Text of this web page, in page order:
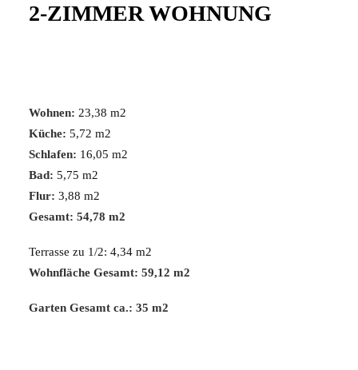
2-ZIMMER WOHNUNG
Wohnen: 23,38 m2
Küche: 5,72 m2
Schlafen: 16,05 m2
Bad: 5,75 m2
Flur: 3,88 m2
Gesamt: 54,78 m2
Terrasse zu 1/2: 4,34 m2
Wohnfläche Gesamt: 59,12 m2
Garten Gesamt ca.: 35 m2